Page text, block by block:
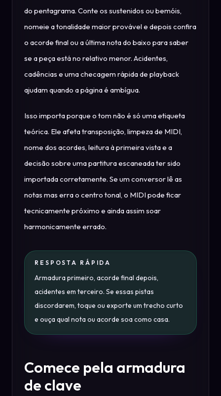
do pentagrama. Conte os sustenidos ou bemóis,
nomeie a tonalidade maior provável e depois confira
o acorde final ou a última nota do baixo para saber
se a peça está no relativo menor. Acidentes,
cadências e uma checagem rápida de playback
ajudam quando a página é ambígua.
Isso importa porque o tom não é só uma etiqueta
teórica. Ele afeta transposição, limpeza de MIDI,
nome dos acordes, leitura à primeira vista e a
decisão sobre uma partitura escaneada ter sido
importada corretamente. Se um conversor lê as
notas mas erra o centro tonal, o MIDI pode ficar
tecnicamente próximo e ainda assim soar
harmonicamente errado.
RESPOSTA RÁPIDA
Armadura primeiro, acorde final depois,
acidentes em terceiro. Se essas pistas
discordarem, toque ou exporte um trecho curto
e ouça qual nota ou acorde soa como casa.
Comece pela armadura
de clave